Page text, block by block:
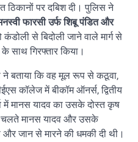
ठिकानों पर दबिश दी। पुलिस ने
फारसी उर्फ शिबू पंडित और
से बिदोली जाने वाले मार्ग से
साथ गिरफ्तार किया।
ने बताया कि वह मूल रूप से कठूवा,
कॉलेज में बीकॉम ऑनर्स, द्वितीय
में मानस यादव का उसके दोस्त कृष
चलते मानस यादव और उसके
जान से मारने की धमकी दी थी।